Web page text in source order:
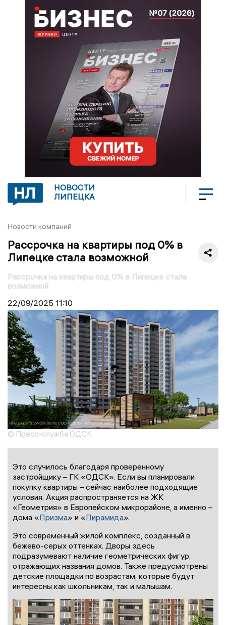
НОВОСТИ
ЛИПЕЦКА
Новости компаний
Рассрочка на квартиры под 0% в
Липецке стала возможной
Рассрочка на квартиры под 0% в Липецке стала
возможной
22/09/2025 11:10
© Пресс-служба ОДСК
Это случилось благодаря проверенному
застройщику – ГК «ОДСК». Если вы планировали
покупку квартиры – сейчас наиболее подходящие
условия. Акция распространяется на ЖК
«Геометрия» в Европейском микрорайоне, а именно –
дома «Призма» и «Пирамида».
Это современный жилой комплекс, созданный в
бежево-серых оттенках. Дворы здесь
подразумевают наличие геометрических фигур,
отражающих названия домов. Также предусмотрены
детские площадки по возрастам, которые будут
интересны как школьникам, так и малышам.